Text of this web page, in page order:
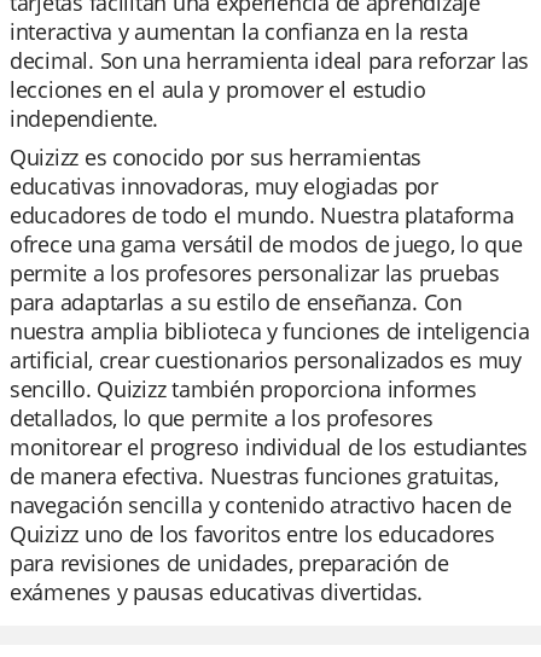
interactiva y aumentan la confianza en la resta
decimal. Son una herramienta ideal para reforzar las
lecciones en el aula y promover el estudio
independiente.
Quizizz es conocido por sus herramientas
educativas innovadoras, muy elogiadas por
educadores de todo el mundo. Nuestra plataforma
ofrece una gama versátil de modos de juego, lo que
permite a los profesores personalizar las pruebas
para adaptarlas a su estilo de enseñanza. Con
nuestra amplia biblioteca y funciones de inteligencia
artificial, crear cuestionarios personalizados es muy
sencillo. Quizizz también proporciona informes
detallados, lo que permite a los profesores
monitorear el progreso individual de los estudiantes
de manera efectiva. Nuestras funciones gratuitas,
navegación sencilla y contenido atractivo hacen de
Quizizz uno de los favoritos entre los educadores
para revisiones de unidades, preparación de
exámenes y pausas educativas divertidas.